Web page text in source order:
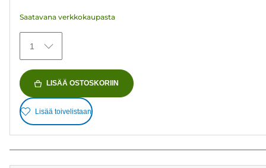
Saatavana verkkokaupasta
1
LISÄÄ OSTOSKORIIN
Lisää toivelistaan